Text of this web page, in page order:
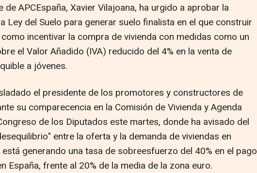
de APCEspaña, Xavier Vilajoana, ha urgido a aprobar la
Ley del Suelo para generar suelo finalista en el que construir
incentivar la compra de vivienda con medidas como un
el Valor Añadido (IVA) reducido del 4% en la venta de
a jóvenes.
el presidente de los promotores y constructores de
su comparecencia en la Comisión de Vivienda y Agenda
de los Diputados este martes, donde ha avisado del
entre la oferta y la demanda de viviendas en
está generando una tasa de sobreesfuerzo del 40% en el pago
España, frente al 20% de la media de la zona euro.